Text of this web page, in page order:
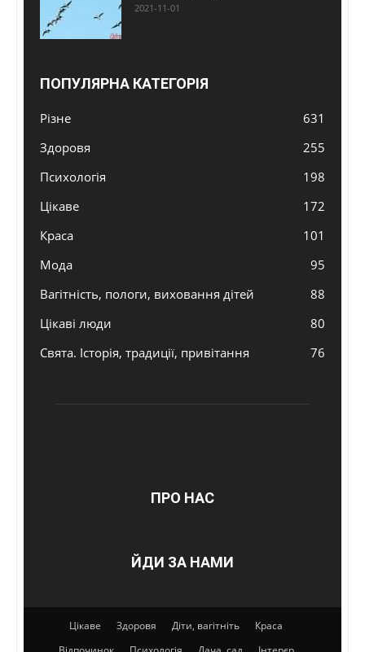
2021-11-01
ПОПУЛЯРНА КАТЕГОРІЯ
Різне
631
Здоровя
255
Психологія
198
Цікаве
172
Краса
101
Мода
95
Вагітність, пологи, виховання дітей
88
Цікаві люди
80
Свята. Історія, традиції, привітання
76
ПРО НАС
ЙДИ ЗА НАМИ
Цікаве Здоровя Діти, вагітніть
Краса